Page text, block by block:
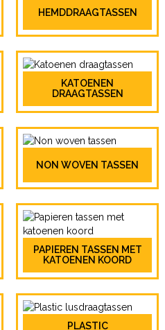
HEMDDRAAGTASSEN
KATOENEN
DRAAGTASSEN
NON WOVEN TASSEN
PAPIEREN TASSEN MET
KATOENEN KOORD
PLASTIC